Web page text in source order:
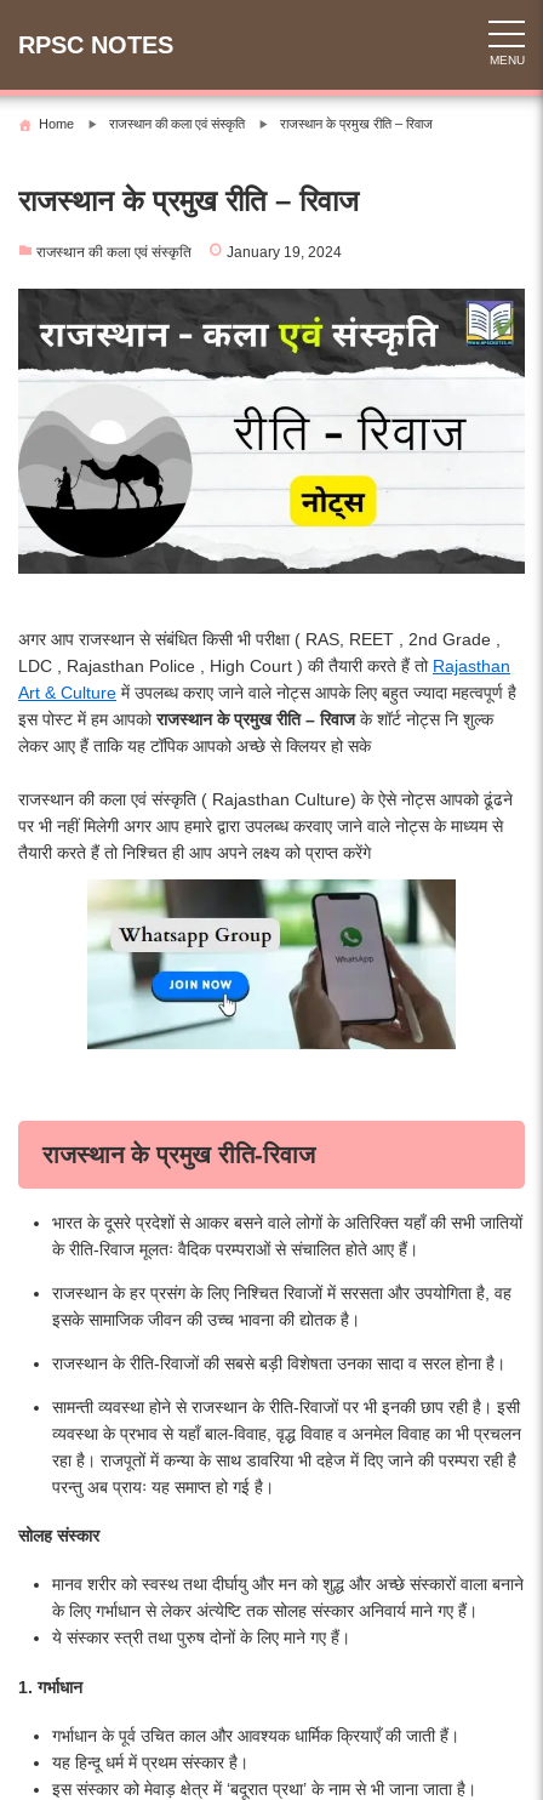
RPSC NOTES
MENU
Home राजस्थान की कला एवं संस्कृति राजस्थान के प्रमुख रीति – रिवाज
राजस्थान के प्रमुख रीति – रिवाज
राजस्थान की कला एवं संस्कृति January 19, 2024
अगर आप राजस्थान से संबंधित किसी भी परीक्षा ( RAS, REET , 2nd Grade ,
LDC , Rajasthan Police , High Court ) की तैयारी करते हैं तो Rajasthan
Art & Culture में उपलब्ध कराए जाने वाले नोट्स आपके लिए बहुत ज्यादा महत्वपूर्ण है
इस पोस्ट में हम आपकोराजस्थान के प्रमुख रीति – रिवाजके शॉर्ट नोट्स नि शुल्क
लेकर आए हैं ताकि यह टॉपिक आपको अच्छे से क्लियर हो सके
राजस्थान की कला एवं संस्कृति ( Rajasthan Culture) के ऐसे नोट्स आपको ढूंढने
पर भी नहीं मिलेगी अगर आप हमारे द्वारा उपलब्ध करवाए जाने वाले नोट्स के माध्यम से
तैयारी करते हैं तो निश्चित ही आप अपने लक्ष्य को प्राप्त करेंगे
राजस्थान के प्रमुख रीति-रिवाज
भारत के दूसरे प्रदेशों से आकर बसने वाले लोगों के अतिरिक्त यहाँ की सभी जातियों
के रीति-रिवाज मूलतः वैदिक परम्पराओं से संचालित होते आए हैं।
राजस्थान के हर प्रसंग के लिए निश्चित रिवाजों में सरसता और उपयोगिता है, वह
इसके सामाजिक जीवन की उच्च भावना की द्योतक है।
राजस्थान के रीति-रिवाजों की सबसे बड़ी विशेषता उनका सादा व सरल होना है।
सामन्ती व्यवस्था होने से राजस्थान के रीति-रिवाजों पर भी इनकी छाप रही है। इसी
व्यवस्था के प्रभाव से यहाँ बाल-विवाह, वृद्ध विवाह व अनमेल विवाह का भी प्रचलन
रहा है। राजपूतों में कन्या के साथ डावरिया भी दहेज में दिए जाने की परम्परा रही है
परन्तु अब प्रायः यह समाप्त हो गई है।
सोलह संस्कार
मानव शरीर को स्वस्थ तथा दीर्घायु और मन को शुद्ध और अच्छे संस्कारों वाला बनाने
के लिए गर्भाधान से लेकर अंत्येष्टि तक सोलह संस्कार अनिवार्य माने गए हैं।
ये संस्कार स्त्री तथा पुरुष दोनों के लिए माने गए हैं।
1. गर्भाधान
गर्भाधान के पूर्व उचित काल और आवश्यक धार्मिक क्रियाएँ की जाती हैं।
यह हिन्दू धर्म में प्रथम संस्कार है।
इस संस्कार को मेवाड़ क्षेत्र में ‘बदूरात प्रथा’ के नाम से भी जाना जाता है।